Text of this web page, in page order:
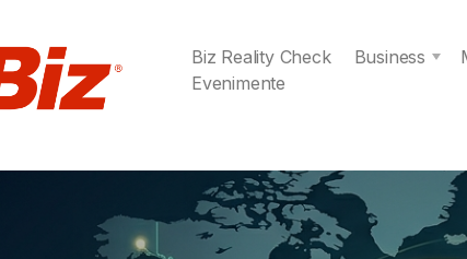
Biz Reality Check Business
Evenimente